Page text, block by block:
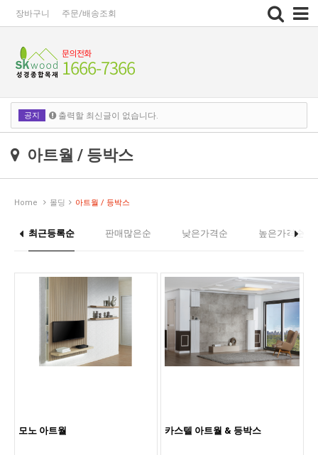
장바구니 주문/배송조회
Toggle
navigation
공지 출력할 최신글이 없습니다.
아트월 / 등박스
Home 몰딩 아트월 / 등박스
최근등록순 판매많은순 낮은가격순 높은가격순
모노 아트월 카스텔 아트월 & 등박스